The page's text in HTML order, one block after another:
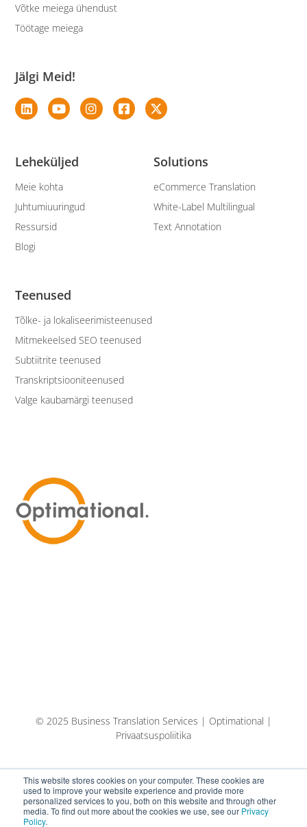
This website stores cookies on your computer. These cookies are
used to improve your website experience and provide more
personalized services to you, both on this website and through other
media. To find out more about the cookies we use, see our Privacy
Policy.
Teenused
Tõlke- ja lokaliseerimisteenused
Mitmekeelsed SEO teenused
Subtiitrite teenused
Transkriptsiooniteenused
Valge kaubamärgi teenused
Solutions
eCommerce Translation
White-Label Multilingual
Text Annotation
Leheküljed
Meie kohta
Juhtumiuuringud
Ressursid
Blogi
Võtke meiega ühendust
Töötage meiega
Jälgi Meid!
© 2025 Business Translation Services | Optimational |
Privaatsuspoliitika